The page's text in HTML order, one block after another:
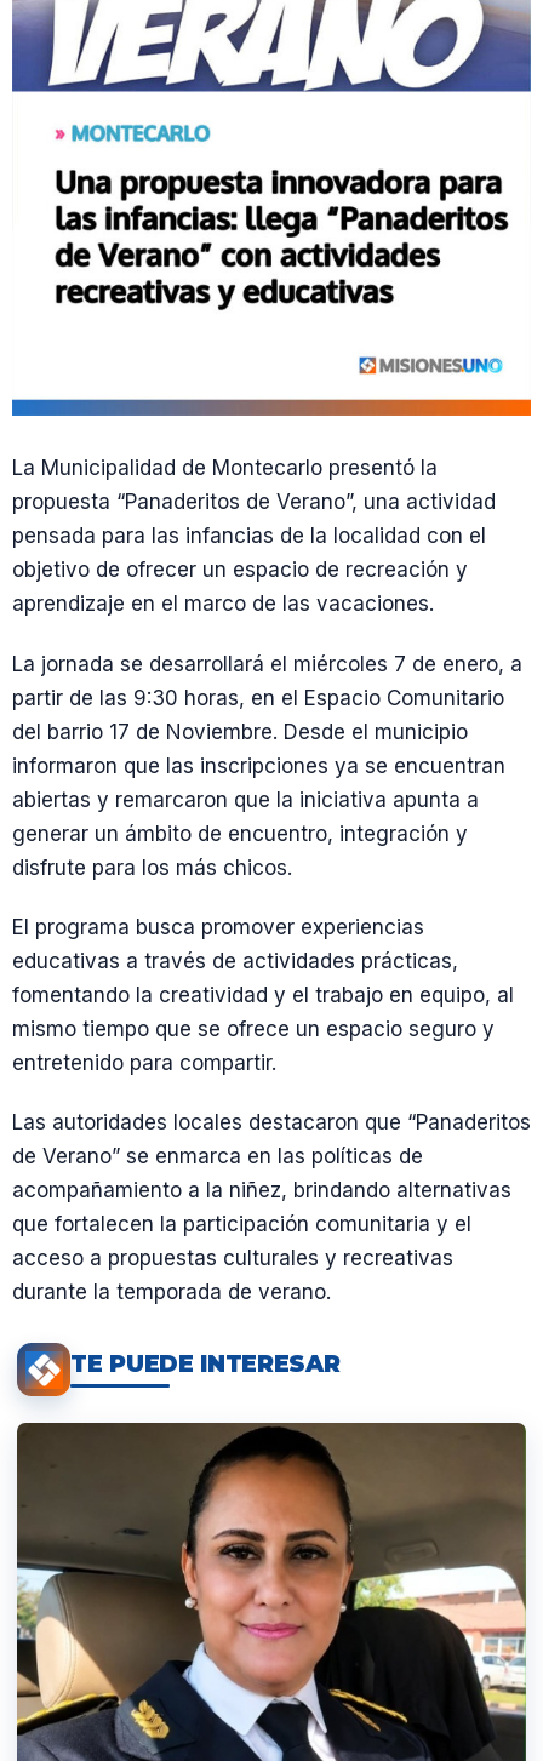
La Municipalidad de Montecarlo presentó la
propuesta “Panaderitos de Verano”, una actividad
pensada para las infancias de la localidad con el
objetivo de ofrecer un espacio de recreación y
aprendizaje en el marco de las vacaciones.
La jornada se desarrollará el miércoles 7 de enero, a
partir de las 9:30 horas, en el Espacio Comunitario
del barrio 17 de Noviembre. Desde el municipio
informaron que las inscripciones ya se encuentran
abiertas y remarcaron que la iniciativa apunta a
generar un ámbito de encuentro, integración y
disfrute para los más chicos.
El programa busca promover experiencias
educativas a través de actividades prácticas,
fomentando la creatividad y el trabajo en equipo, al
mismo tiempo que se ofrece un espacio seguro y
entretenido para compartir.
Las autoridades locales destacaron que “Panaderitos
de Verano” se enmarca en las políticas de
acompañamiento a la niñez, brindando alternativas
que fortalecen la participación comunitaria y el
acceso a propuestas culturales y recreativas
durante la temporada de verano.
TE PUEDE INTERESAR